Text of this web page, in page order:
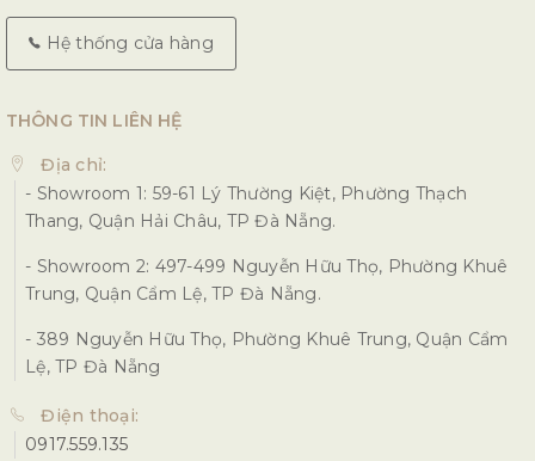
Hệ thống cửa hàng
THÔNG TIN LIÊN HỆ
Địa chỉ:
- Showroom 1: 59-61 Lý Thường Kiệt, Phường Thạch
Thang, Quận Hải Châu, TP Đà Nẵng.
- Showroom 2: 497-499 Nguyễn Hữu Thọ, Phường Khuê
Trung, Quận Cẩm Lệ, TP Đà Nẵng.
- 389 Nguyễn Hữu Thọ, Phường Khuê Trung, Quận Cẩm
Lệ, TP Đà Nẵng
Điện thoại:
0917.559.135